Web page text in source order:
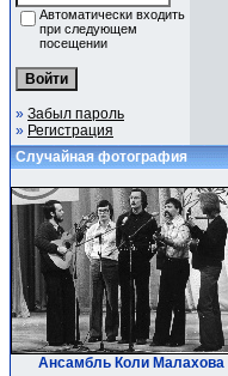
Автоматически входить
при следующем
посещении
» Забыл пароль
» Регистрация
Случайная фотография
Ансамбль Коли Малахова